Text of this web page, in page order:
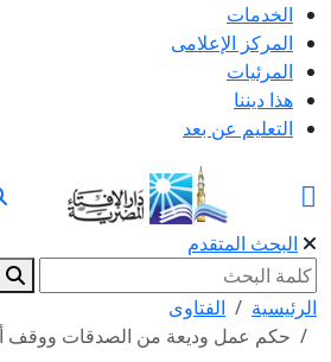
الخدمات
المركز الإعلامى
المرئيات
هذا ديننا
التعليم عن بعد
البحث المتقدم
الرئيسية
الفتاوى
حكم عمل وديعة من الصدقات ووقف